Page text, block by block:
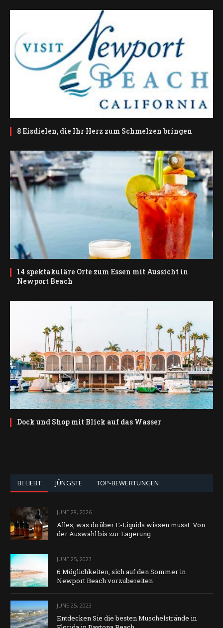
8 Eisdielen, die Ihr Herz zum Schmelzen bringen
14 spektakuläre Orte zum Essen mit Aussicht in
Newport Beach
Dock und Shop mit Blick auf das Wasser
BELIEBT JÜNGSTE TOP-BEWERTUNGEN
JUNE 28, 2026
Alles, was du über E-Liquids wissen musst: Von
der Auswahl bis zur Lagerung
JUNE 25, 2023
6 Möglichkeiten, sich auf den Sommer in
Newport Beach vorzubereiten
JUNE 25, 2023
Entdecken Sie die besten Muschelstrände in